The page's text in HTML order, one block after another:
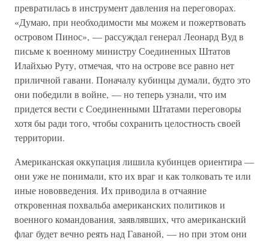
превратилась в инструмент давления на переговорах.
«Думаю, при необходимости мы можем и пожертвовать
островом Пинос», — рассуждал генерал Леонард Вуд в
письме к военному министру Соединенных Штатов
Илайхью Руту, отмечая, что на острове все равно нет
приличной гавани. Поначалу кубинцы думали, будто это
они победили в войне, — но теперь узнали, что им
придется вести с Соединенными Штатами переговоры
хотя бы ради того, чтобы сохранить целостность своей
территории.
Американская оккупация лишила кубинцев ориентира —
они уже не понимали, кто их враг и как толковать те или
иные нововведения. Их приводила в отчаяние
откровенная похвальба американских политиков и
военного командования, заявлявших, что американский
флаг будет вечно реять над Гаваной, — но при этом они